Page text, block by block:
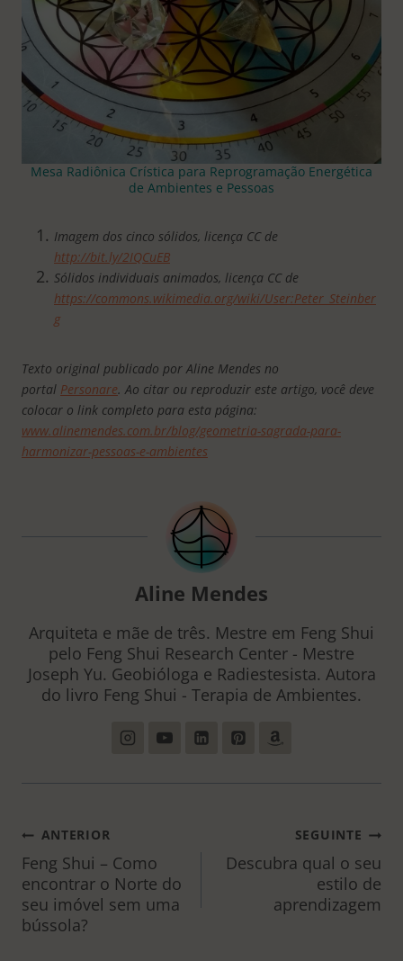
Mesa Radiônica Crística para Reprogramação Energética
de Ambientes e Pessoas
Imagem dos cinco sólidos, licença CC de
http://bit.ly/2IQCuEB
Sólidos individuais animados, licença CC de
https://commons.wikimedia.org/wiki/User:Peter_Steinber
g
Texto original publicado por Aline Mendes no
portal Personare. Ao citar ou reproduzir este artigo, você deve
colocar o link completo para esta página:
www.alinemendes.com.br/blog/geometria-sagrada-para-
harmonizar-pessoas-e-ambientes
Aline Mendes
Arquiteta e mãe de três. Mestre em Feng Shui
pelo Feng Shui Research Center - Mestre
Joseph Yu. Geobióloga e Radiestesista. Autora
do livro Feng Shui - Terapia de Ambientes.
NAVEGAÇÃO
DE
POST
ANTERIOR
Feng Shui – Como
encontrar o Norte do
seu imóvel sem uma
bússola?
SEGUINTE
Descubra qual o seu
estilo de
aprendizagem